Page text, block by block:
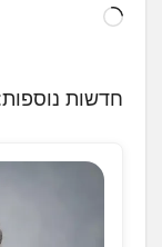
ט
.
חדשות